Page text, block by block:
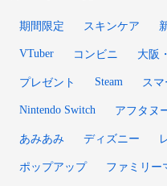
期間限定 スキンケア
VTuber コンビニ 大阪
プレゼント Steam ス
Nintendo Switch アフタヌ
あみあみ ディズニー
ポップアップ ファミリー